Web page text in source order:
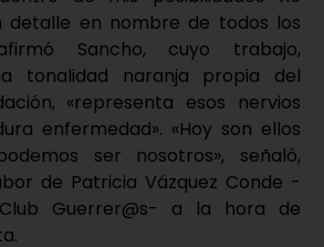
detalle en nombre de todos los
Sancho, cuyo trabajo,
tonalidad naranja propia del
«representa esos nervios
enfermedad». «Hoy son ellos
ser nosotros», señaló,
de Patricia Vázquez Conde -
Guerrer@s- a la hora de